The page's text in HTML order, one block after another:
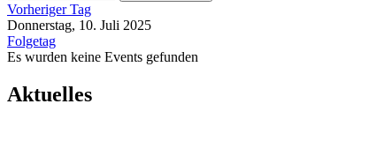
Vorheriger Tag
Donnerstag, 10. Juli 2025
Folgetag
Es wurden keine Events gefunden
Aktuelles